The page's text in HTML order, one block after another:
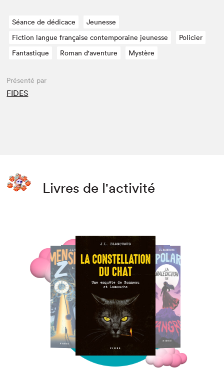
Séance de dédicace
Jeunesse
Fiction langue française contemporaine jeunesse
Policier
Fantastique
Roman d'aventure Mystère
Présenté par
FIDES
Livres de l'activité